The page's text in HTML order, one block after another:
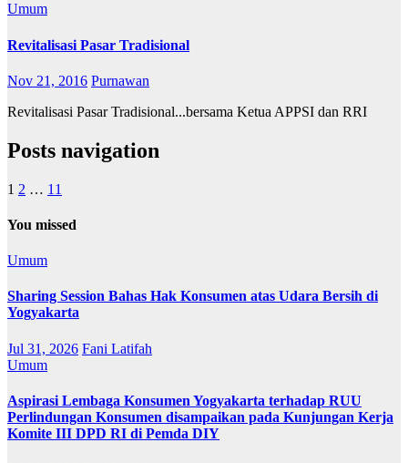
Umum
Revitalisasi Pasar Tradisional
Nov 21, 2016 Purnawan
Revitalisasi Pasar Tradisional...bersama Ketua APPSI dan RRI
Posts navigation
1 2 … 11
You missed
Umum
Sharing Session Bahas Hak Konsumen atas Udara Bersih di
Yogyakarta
Jul 31, 2026 Fani Latifah
Umum
Aspirasi Lembaga Konsumen Yogyakarta terhadap RUU
Perlindungan Konsumen disampaikan pada Kunjungan Kerja
Komite III DPD RI di Pemda DIY